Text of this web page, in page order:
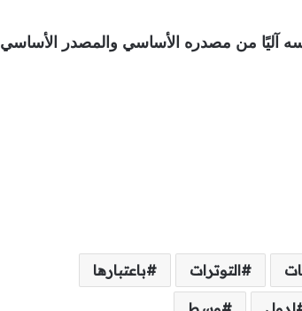
الخبر تم اقتباسه آليًا من مصدره الأساسي والمصدر الأساسي
التوترات باعتبارها